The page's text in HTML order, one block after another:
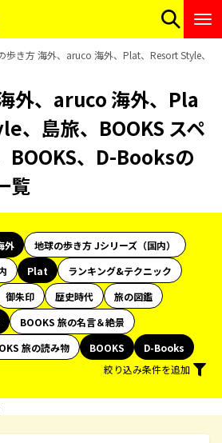
歩き方 海外、aruco 海外、Plat、Resort Style、
外、aruco 海外、Pla
、島旅、BOOKS スペ
BOOKS、D-Booksの
覧
外
地球の歩き方 Jシリーズ（国内）
Plat
ランキング&テクニック
御朱印 歴史時代
旅の図鑑
BOOKS 旅の名言＆絶景
旅の読み物 BOOKS
D-Books
絞り込み条件を追加